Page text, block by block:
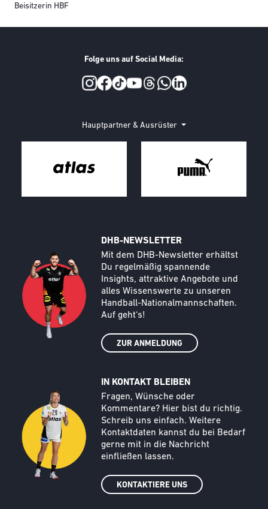
Beisitzerin HBF
Folge uns auf Social Media:
Hauptpartner & Ausrüster
DHB-NEWSLETTER
Text
Mit dem DHB-Newsletter erhältst
Du regelmäßig spannende
Insights, attraktive Angebote und
alles Wissenswerte zu unseren
Handball-Nationalmannschaften.
Auf geht‘s!
ZUR ANMELDUNG
Call to action image
IN KONTAKT BLEIBEN
Text
Fragen, Wünsche oder
Kommentare? Hier bist du richtig.
Schreib uns einfach. Weitere
Kontaktdaten kannst du bei Bedarf
gerne mit in die Nachricht
einfließen lassen.
KONTAKTIERE UNS